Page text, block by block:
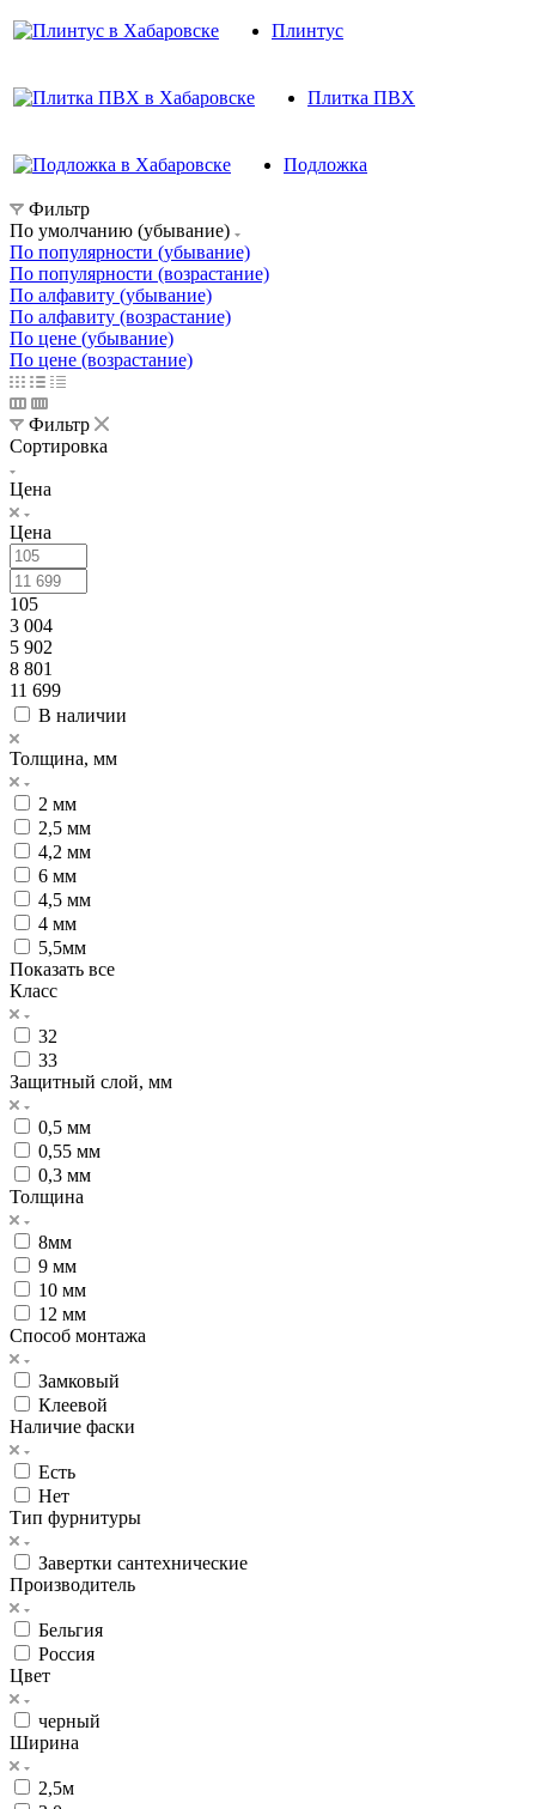
Плинтус
Плитка ПВХ
Подложка
Фильтр
По умолчанию (убывание)
По популярности (убывание)
По популярности (возрастание)
По алфавиту (убывание)
По алфавиту (возрастание)
По цене (убывание)
По цене (возрастание)
Фильтр
Сортировка
Цена
Цена
105
3 004
5 902
8 801
11 699
В наличии
Толщина, мм
2 мм
2,5 мм
4,2 мм
6 мм
4,5 мм
4 мм
5,5мм
Показать все
Класс
32
33
Защитный слой, мм
0,5 мм
0,55 мм
0,3 мм
Толщина
8мм
9 мм
10 мм
12 мм
Способ монтажа
Замковый
Клеевой
Наличие фаски
Есть
Нет
Тип фурнитуры
Завертки сантехнические
Производитель
Бельгия
Россия
Цвет
черный
Ширина
2,5м